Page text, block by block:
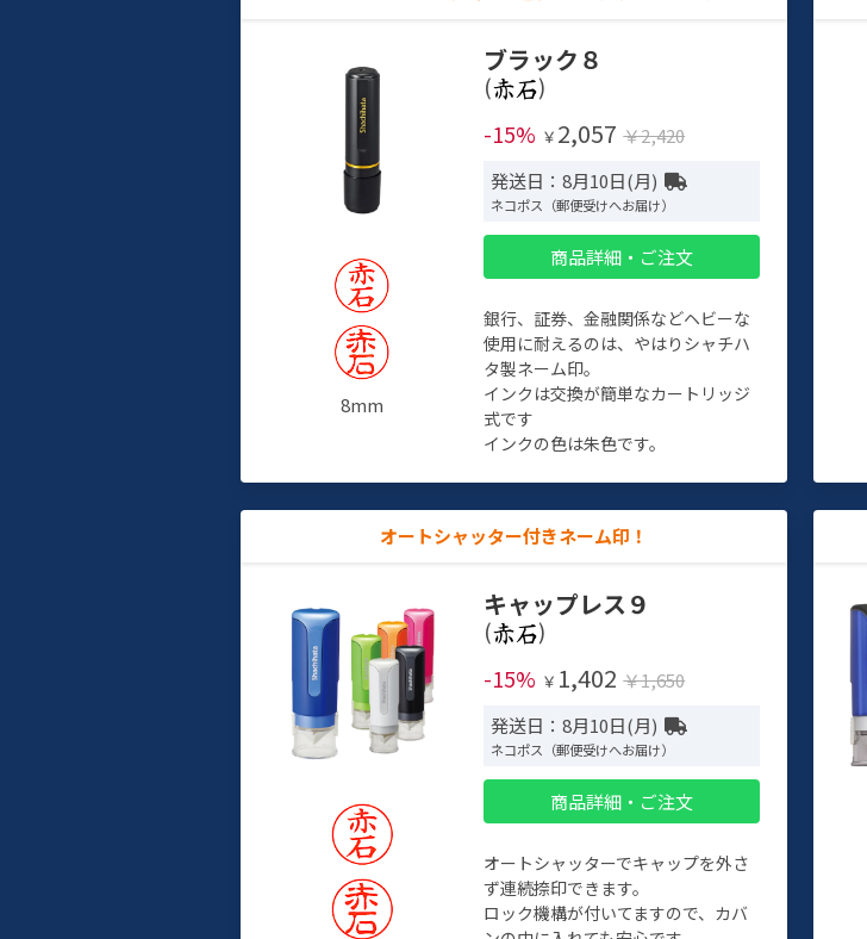
8mm
ブラック８
(
)
-15% ￥ 2,057 ￥2,420
発送日：8月10日(月)
ネコポス（郵便受けへお届け）
商品詳細・ご注文
銀行、証券、金融関係などヘビーな
使用に耐えるのは、やはりシャチハ
タ製ネーム印。
インクは交換が簡単なカートリッジ
式です
インクの色は朱色です。
オートシャッター付きネーム印！
キャップレス９
(
)
-15% ￥ 1,402 ￥1,650
発送日：8月10日(月)
ネコポス（郵便受けへお届け）
商品詳細・ご注文
オートシャッターでキャップを外さ
ず連続捺印できます。
ロック機構が付いてますので、カバ